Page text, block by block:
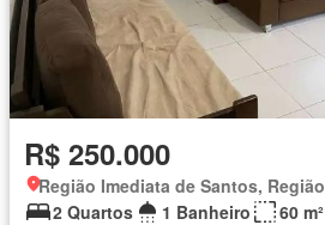
R$ 250.000
2 Quartos
1 Banheiro
60 m²